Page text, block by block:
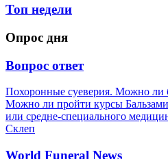
Топ недели
Опрос дня
Вопрос ответ
Похоронные суеверия. Можно ли
Можно ли пройти курсы
или средне-специального
Склеп
World Funeral News